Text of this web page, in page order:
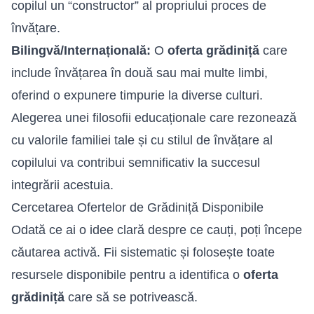
copilul un “constructor” al propriului proces de
învățare.
Bilingvă/Internațională: O oferta grădiniță care
include învățarea în două sau mai multe limbi,
oferind o expunere timpurie la diverse culturi.
Alegerea unei filosofii educaționale care rezonează
cu valorile familiei tale și cu stilul de învățare al
copilului va contribui semnificativ la succesul
integrării acestuia.
Cercetarea Ofertelor de Grădiniță Disponibile
Odată ce ai o idee clară despre ce cauți, poți începe
căutarea activă. Fii sistematic și folosește toate
resursele disponibile pentru a identifica o oferta
grădiniță care să se potrivească.